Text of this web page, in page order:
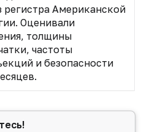
Американской
Оценивали
толщины
частоты
и безопасности